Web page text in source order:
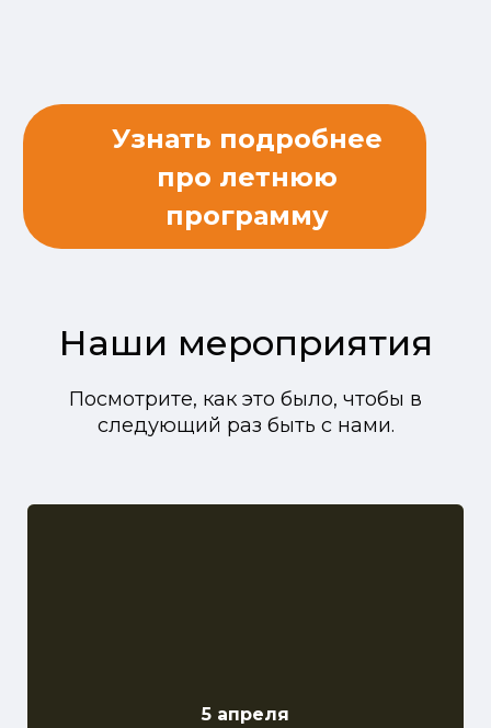
Узнать подробнее
про летнюю
программу
Наши мероприятия
Посмотрите, как это было, чтобы в
следующий раз быть с нами.
5 апреля